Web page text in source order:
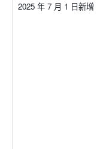
2025 年 7 月 1 日新增